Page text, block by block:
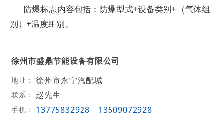
防爆标志内容包括：防爆型式+设备类别+（气体组
别）+温度组别。
徐州市盛鼎节能设备有限公司
地址： 徐州市永宁汽配城
联系： 赵先生
手机： 13775832928 13509072928